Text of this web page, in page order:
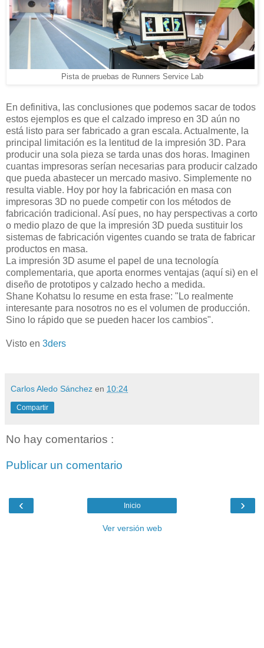
Pista de pruebas de Runners Service Lab
En definitiva, las conclusiones que podemos sacar de todos
estos ejemplos es que el calzado impreso en 3D aún no
está listo para ser fabricado a gran escala. Actualmente, la
principal limitación es la lentitud de la impresión 3D. Para
producir una sola pieza se tarda unas dos horas. Imaginen
cuantas impresoras serían necesarias para producir calzado
que pueda abastecer un mercado masivo. Simplemente no
resulta viable. Hoy por hoy la fabricación en masa con
impresoras 3D no puede competir con los métodos de
fabricación tradicional. Así pues, no hay perspectivas a corto
o medio plazo de que la impresión 3D pueda sustituir los
sistemas de fabricación vigentes cuando se trata de fabricar
productos en masa.
La impresión 3D asume el papel de una tecnología
complementaria, que aporta enormes ventajas (aquí si) en el
diseño de prototipos y calzado hecho a medida.
Shane Kohatsu lo resume en esta frase: "Lo realmente
interesante para nosotros no es el volumen de producción.
Sino lo rápido que se pueden hacer los cambios".
Visto en 3ders
Carlos Aledo Sánchez en 10:24
Compartir
No hay comentarios :
Publicar un comentario
‹ ›
Inicio
Ver versión web